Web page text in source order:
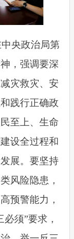
央政治局第
，强调要深
灾救灾、安
践行正确政
至上、生命
设全过程和
展。要坚持
风险隐患，
预警能力，
须”要求，